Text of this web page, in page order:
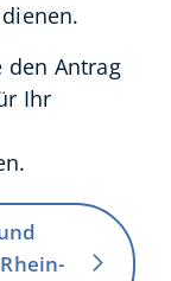
den Antrag
Ihr